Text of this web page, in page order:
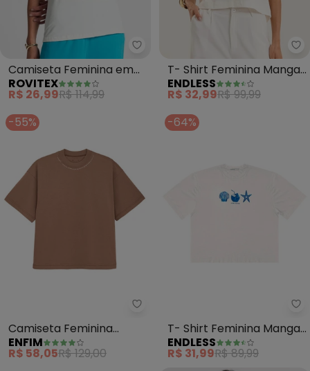
Rovitex - Camiseta Feminina
Camiseta Feminina em
Meia Malha (Bege)
ROVITEX
R$ 26,99R$ 114,99
T- Shirt Feminina Manga
Curta (Bege)
ENDLESS
R$ 32,99R$ 99,99
-55%
Enfim - Camiseta Feminina
Camiseta Feminina
Ampla com Pedraria
(Marrom)
ENFIM
R$ 58,05R$ 129,00
-64%
T- Shirt Feminina Manga
Curta (Bege)
ENDLESS
R$ 31,99R$ 89,99